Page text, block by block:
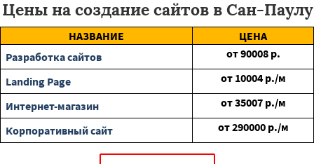
Цены на создание сайтов в Сан-Паулу
НАЗВАНИЕ
ЦЕНА
Разработка сайтов
от90008 р.
Landing Page
от 10004 р./м
Интернет-магазин
от35007 р./м
Корпоративный сайт
от290000 р./м